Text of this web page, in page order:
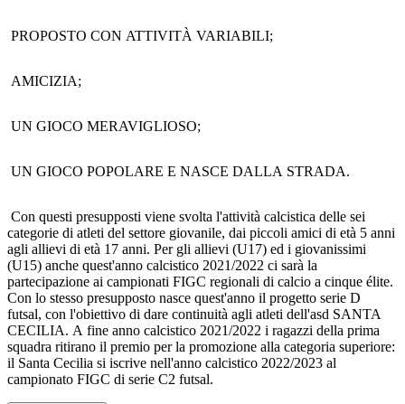
PROPOSTO CON ATTIVITÀ VARIABILI;
AMICIZIA;
UN GIOCO MERAVIGLIOSO;
UN GIOCO POPOLARE E NASCE DALLA STRADA.
Con questi presupposti viene svolta l'attività calcistica delle sei
categorie di atleti del settore giovanile, dai piccoli amici di età 5 anni
agli allievi di età 17 anni. Per gli allievi (U17) ed i giovanissimi
(U15) anche quest'anno calcistico 2021/2022 ci sarà la
partecipazione ai campionati FIGC regionali di calcio a cinque élite.
Con lo stesso presupposto nasce quest'anno il progetto serie D
futsal, con l'obiettivo di dare continuità agli atleti dell'asd SANTA
CECILIA. A fine anno calcistico 2021/2022 i ragazzi della prima
squadra ritirano il premio per la promozione alla categoria superiore:
il Santa Cecilia si iscrive nell'anno calcistico 2022/2023 al
campionato FIGC di serie C2 futsal.